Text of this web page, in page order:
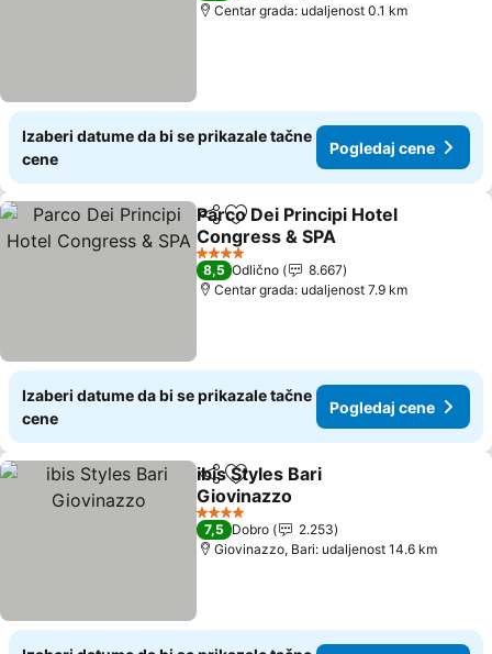
Centar grada: udaljenost 0.1 km
Izaberi datume da bi se prikazale tačne
cene
Pogledaj cene
Deli Dodati u favorite
Parco Dei Principi Hotel
Congress & SPA
Pogledaj cene
4 Zvezdice
8,5 Odlično
8.667
Centar grada: udaljenost 7.9 km
Izaberi datume da bi se prikazale tačne
cene
Pogledaj cene
Deli Dodati u favorite
ibis Styles Bari
Giovinazzo
Pogledaj cene
4 Zvezdice
7,5 Dobro
2.253
Giovinazzo, Bari: udaljenost 14.6 km